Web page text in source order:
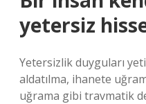
yetersiz
Yetersizlik duyguları
aldatılma, ihanete
uğrama gibi travmatik